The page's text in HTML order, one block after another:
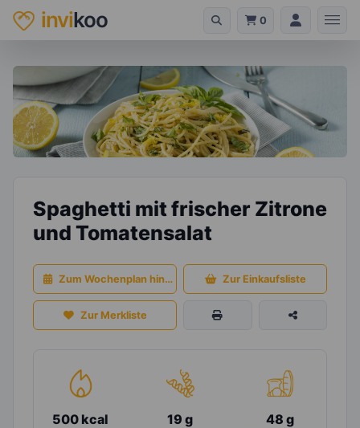
invikoo 0
Spaghetti mit frischer Zitrone
und Tomatensalat
Zum Wochenplan hinzufügen Zur Einkaufsliste
Zur Merkliste
500 kcal 19 g 48 g